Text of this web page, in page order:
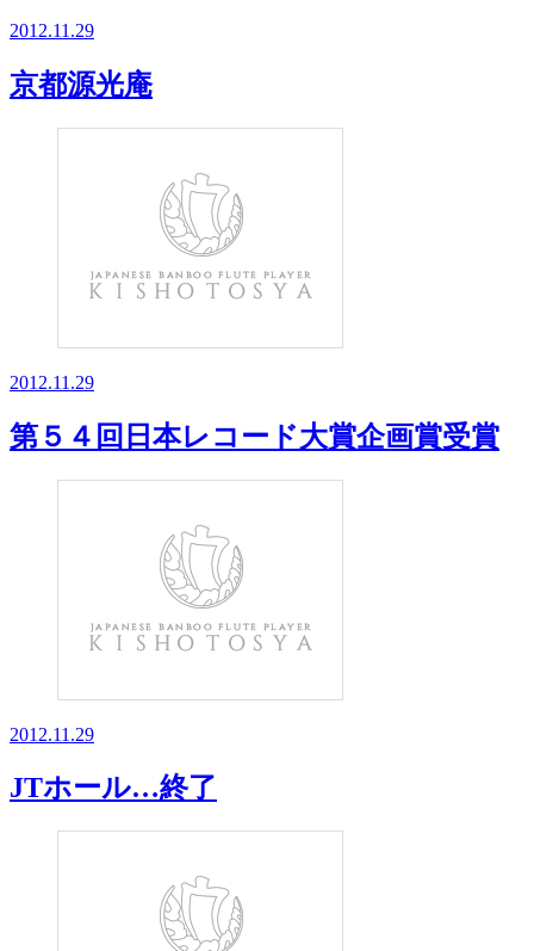
2012.11.29
京都源光庵
2012.11.29
第５４回日本レコード大賞企画賞受賞
2012.11.29
JTホール…終了